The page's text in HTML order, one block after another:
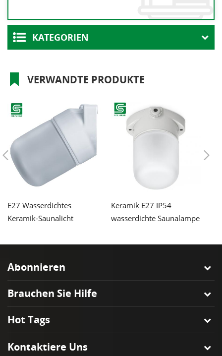
KATEGORIEN
VERWANDTE PRODUKTE
E27 Wasserdichtes
Keramik-Saunalicht
Keramik E27 IP54
wasserdichte Saunalampe
Abonnieren
Brauchen Sie Hilfe
Hot Tags
Kontaktiere Uns